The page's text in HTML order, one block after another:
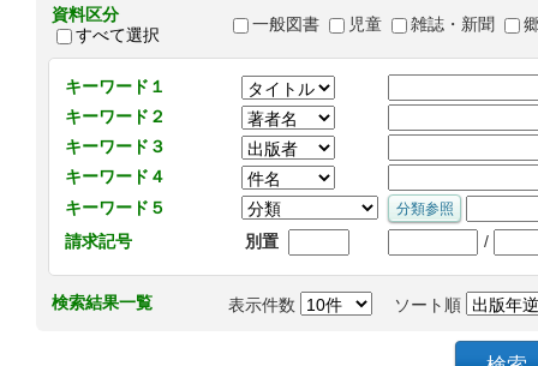
資料区分
すべて選択
一般図書 児童 雑誌・新聞
キーワード１
キーワード２
キーワード３
キーワード４
キーワード５
請求記号
別置 /
検索結果一覧 表示件数 ソート順